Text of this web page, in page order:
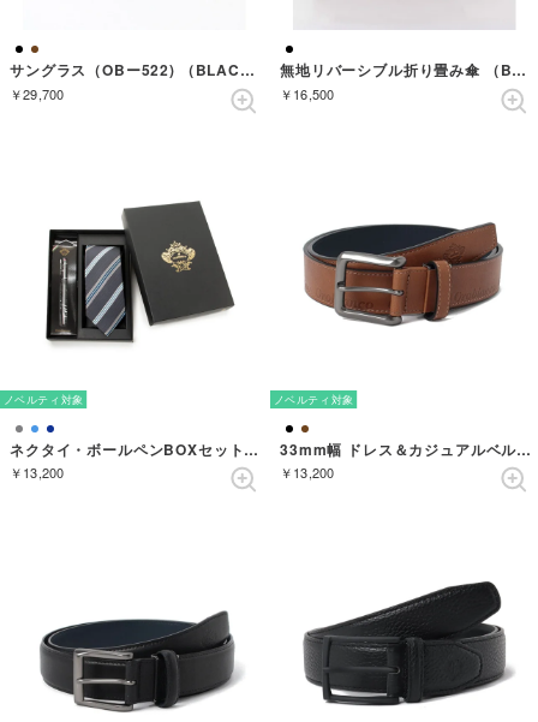
サングラス（OBー522) （BLACK/BLACK）
￥29,700
無地リバーシブル折り畳み傘 （BLACK/RED）
￥16,500
ノベルティ対象
ネクタイ・ボールペンBOXセット ストライプ （グレー）
￥13,200
ノベルティ対象
33mm幅 ドレス＆カジュアルベルト （BROWN）
￥13,200